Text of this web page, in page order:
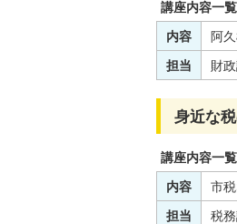
講座内容一覧
内容
阿
担当
財
身近な
講座内容一覧
内容
市
担当
税